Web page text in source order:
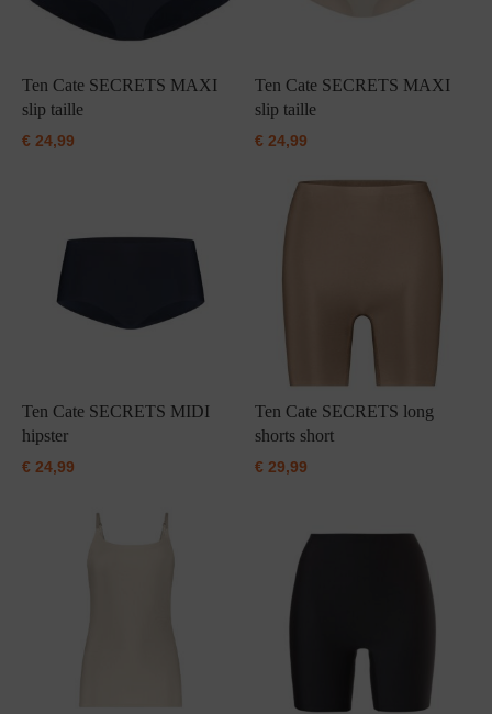
Ten Cate SECRETS MAXI
slip taille
€ 24,99
Ten Cate SECRETS MAXI
slip taille
€24,99
Ten Cate SECRETS MIDI
hipster
€ 24,99
Ten Cate SECRETS long
shorts short
€29,99